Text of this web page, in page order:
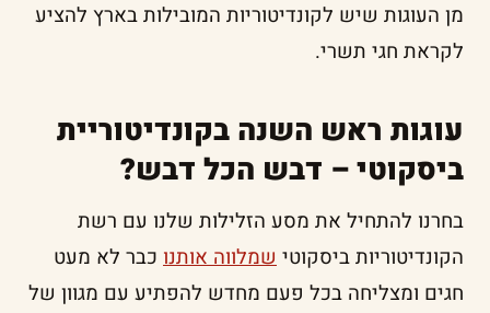
מן העוגות שיש לקונדיטוריות המובילות בארץ להציע
לקראת חגי תשרי.
עוגות ראש השנה בקונדיטוריית
ביסקוטי – דבש הכל דבש?
בחרנו להתחיל את מסע הזלילות שלנו עם רשת
הקונדיטוריות ביסקוטישמלווה אותנו כבר לא מעט
חגים ומצליחה בכל פעם מחדש להפתיע עם מגוון של